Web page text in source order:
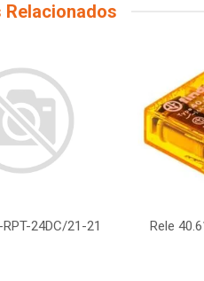
RPT-24DC/21-21 Rele